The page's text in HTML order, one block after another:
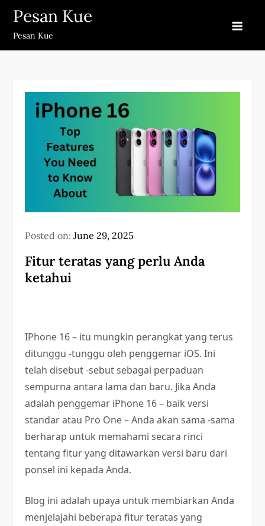
Skip
content
Pesan Kue
Pesan Kue
Posted on:June 29, 2025
Fitur teratas yang perlu Anda
ketahui
IPhone 16 – itu mungkin perangkat yang terus
ditunggu -tunggu oleh penggemar iOS. Ini
telah disebut -sebut sebagai perpaduan
sempurna antara lama dan baru. Jika Anda
adalah penggemar iPhone 16 – baik versi
standar atau Pro One – Anda akan sama -sama
berharap untuk memahami secara rinci
tentang fitur yang ditawarkan versi baru dari
ponsel ini kepada Anda.
Blog ini adalah upaya untuk membiarkan Anda
menjelajahi beberapa fitur teratas yang